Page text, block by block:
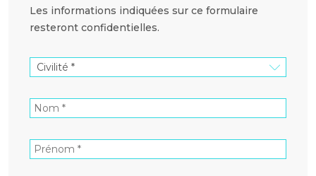
Les informations indiquées sur ce formulaire
resteront confidentielles.